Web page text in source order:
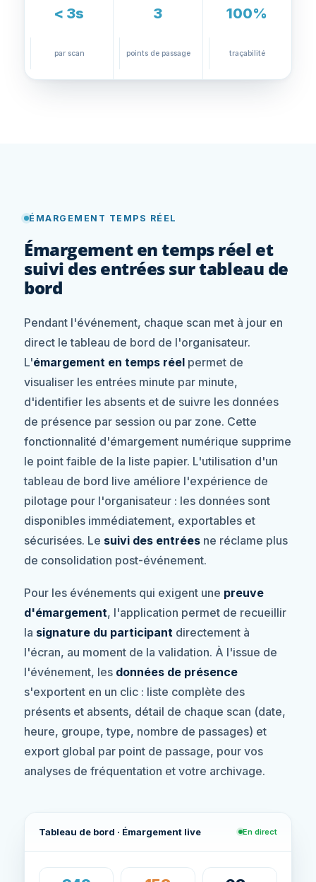
< 3s
par scan
3
points de passage
100%
traçabilité
ÉMARGEMENT TEMPS RÉEL
Émargement en temps réel et
suivi des entrées sur tableau de
bord
Pendant l'événement, chaque scan met à jour en
direct le tableau de bord de l'organisateur.
L'émargement en temps réel permet de
visualiser les entrées minute par minute,
d'identifier les absents et de suivre les données
de présence par session ou par zone. Cette
fonctionnalité d'émargement numérique supprime
le point faible de la liste papier. L'utilisation d'un
tableau de bord live améliore l'expérience de
pilotage pour l'organisateur : les données sont
disponibles immédiatement, exportables et
sécurisées. Le suivi des entrées ne réclame plus
de consolidation post-événement.
Pour les événements qui exigent une preuve
d'émargement, l'application permet de recueillir
la signature du participant directement à
l'écran, au moment de la validation. À l'issue de
l'événement, les données de présence
s'exportent en un clic : liste complète des
présents et absents, détail de chaque scan (date,
heure, groupe, type, nombre de passages) et
export global par point de passage, pour vos
analyses de fréquentation et votre archivage.
Tableau de bord · Émargement live En direct